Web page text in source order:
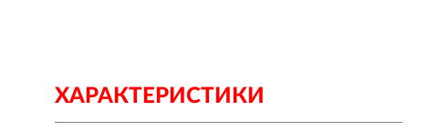
ХАРАКТЕРИСТИКИ